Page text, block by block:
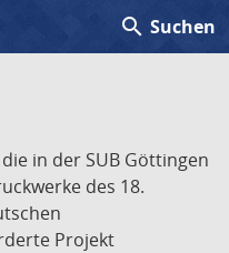
search Suchen
in der SUB Göttingen
des 18.
Projekt